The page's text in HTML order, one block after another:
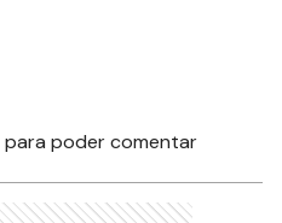
para poder comentar